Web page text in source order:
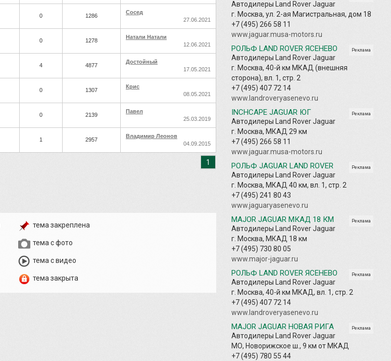
0 1286
Сосед
27.06.2021
0 1278
Натали Натали
12.06.2021
4 4877
Достойный
17.05.2021
0 1307
Крис
08.05.2021
0 2139
Павел
25.03.2019
1 2957
Владимир Леонов
04.09.2015
1
тема закреплена
тема с фото
тема с видео
тема закрыта
Автодилеры Land Rover Jaguar
г. Москва, ул. 2-ая Магистральная, дом 18
+7 (495) 266 58 11
www.jaguar.musa-motors.ru
Реклама
РОЛЬФ LAND ROVER ЯСЕНЕВО
Автодилеры Land Rover Jaguar
г. Москва, 40-й км МКАД (внешняя
сторона), вл. 1, стр. 2
+7 (495) 407 72 14
www.landroveryasenevo.ru
Реклама
INCHCAPE JAGUAR ЮГ
Автодилеры Land Rover Jaguar
г. Москва, МКАД 29 км
+7 (495) 266 58 11
www.jaguar.musa-motors.ru
Реклама
РОЛЬФ JAGUAR LAND ROVER
Автодилеры Land Rover Jaguar
г. Москва, МКАД 40 км, вл. 1, стр. 2
+7 (495) 241 80 43
www.jaguaryasenevo.ru
Реклама
MAJOR JAGUAR МКАД 18 КМ
Автодилеры Land Rover Jaguar
г. Москва, МКАД 18 км
+7 (495) 730 80 05
www.major-jaguar.ru
Реклама
РОЛЬФ LAND ROVER ЯСЕНЕВО
Автодилеры Land Rover Jaguar
г. Москва, 40-й км МКАД, вл. 1, стр. 2
+7 (495) 407 72 14
www.landroveryasenevo.ru
Реклама
MAJOR JAGUAR НОВАЯ РИГА
Автодилеры Land Rover Jaguar
МО, Новорижское ш., 9 км от МКАД
+7 (495) 780 55 44